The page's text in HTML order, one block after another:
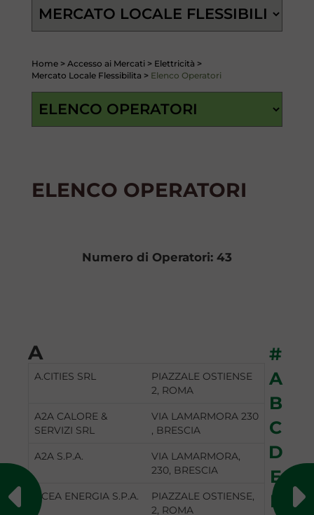
Home > Accesso ai Mercati > Elettricità >
Mercato Locale Flessibilita > Elenco Operatori
ELENCO OPERATORI
Numero di Operatori: 43
A
A.CITIES SRL
PIAZZALE OSTIENSE
2, ROMA
A2A CALORE &
SERVIZI SRL
VIA LAMARMORA 230
, BRESCIA
A2A S.P.A.
VIA LAMARMORA,
230, BRESCIA
ACEA ENERGIA S.P.A.
PIAZZALE OSTIENSE,
2, ROMA
#
A
B
C
D
E
F